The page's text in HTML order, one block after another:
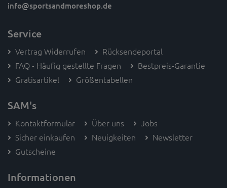
info@sportsandmoreshop.de
Service
Vertrag Widerrufen
Rücksendeportal
FAQ - Häufig gestellte Fragen
Bestpreis-Garantie
Gratisartikel
Größentabellen
SAM's
Kontaktformular Über uns
Jobs
Sicher einkaufen
Neuigkeiten
Newsletter
Gutscheine
Informationen